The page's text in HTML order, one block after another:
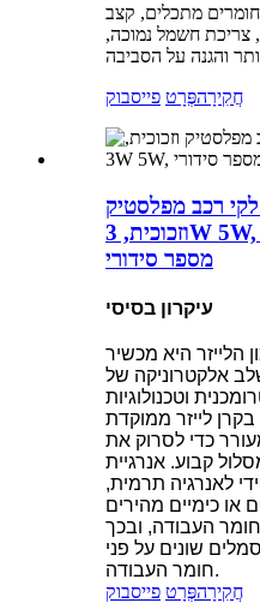
חומרים מתכלים, קצב
צריכת חשמל נמוכה,
והגנה על הסביבה
חֲקִירָהפְּרָט פייסבוק
רכב מפלסטיק
וזכוכית, 3W 5W, במהירות גבוהה, עם
מספר סידורי
עיקרון בסיסי
הלייזר היא מכשיר
אלקטרוניקה של
וטכנולוגיות
לייזר ממוקדת
כדי לסרוק את
קבוע. אנרגיית
לאנרגיה תרמית,
או כימיים מהירים
העבודה, ובכך
שונים על פני
חומר העבודה.
חֲקִירָהפְּרָט פייסבוק